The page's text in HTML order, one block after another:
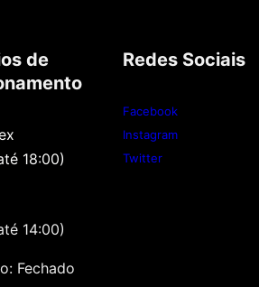
de
18:00)
14:00)
Fechado
Redes Sociais
Facebook
Instagram
Twitter